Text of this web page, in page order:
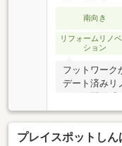
南向き
リフォームリノ
ション
フットワーク
デート済みリ
気軽にお問合
プレイスポットし